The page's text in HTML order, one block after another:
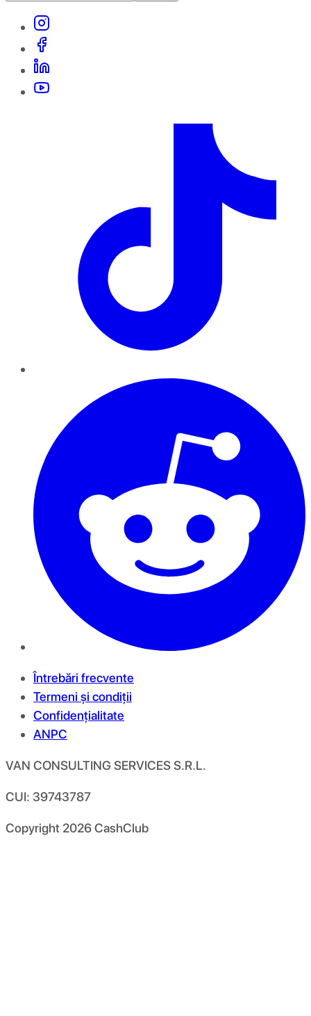
Întrebări frecvente
Termeni și condiții
Confidențialitate
ANPC
VAN CONSULTING SERVICES S.R.L.
CUI: 39743787
Copyright 2026CashClub